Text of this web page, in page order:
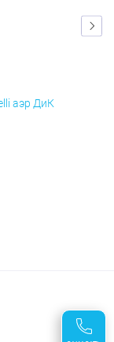
аэр ДиК